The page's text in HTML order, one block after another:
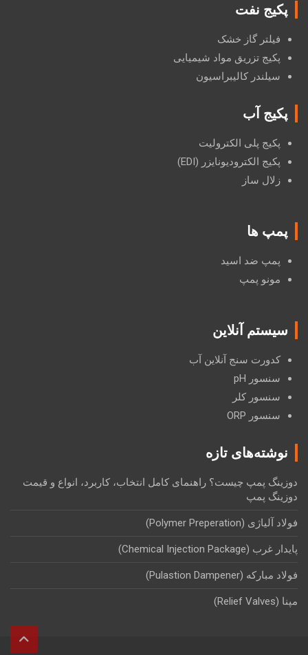
پکیج نفت
فیلتر گاز خشک
پکیج تزریق مواد شیمیایی
سیلندر کالیبراسیون
پکیج آب
پکیج پلی الکترولیت
پکیج الکترودیونایزر (EDI)
زلال ساز
پمپ ها
پمپ ضد اسید
مونو پمپ
سیستم آنلاین
کدورت سنج آنلاین آب
سنسور pH
سنسور کلر
سنسور ORP
نوشته‌های تازه
دوزینگ پمپ چیست؟ راهنمای کامل انتخاب، کاربرد، انواع و قیمت
دوزینگ پمپ
فولاد آلیاژی (Polymer Preperation)
پایدار غرب (Chemical Injection Package)
فولاد مبارکه (Pulastion Dampener)
مپنا (Relief Valves)